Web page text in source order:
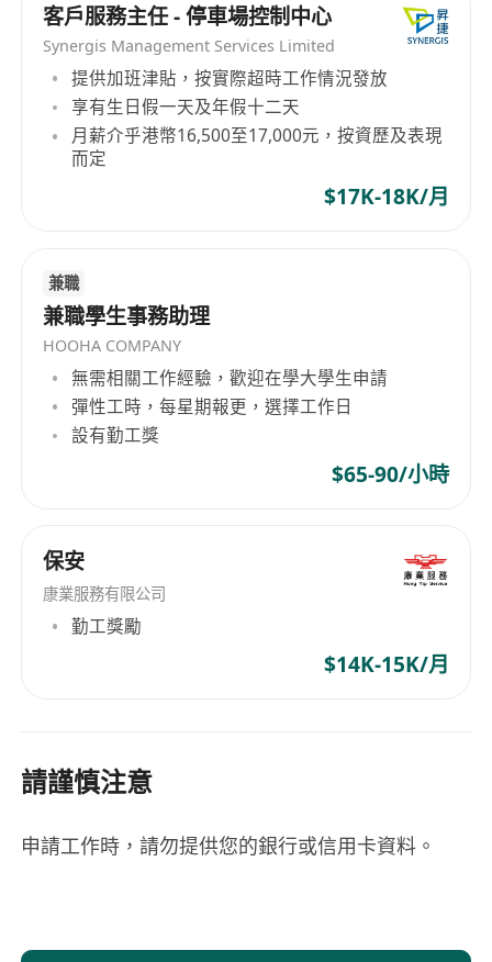
客戶服務主任 - 停車場控制中心
Synergis Management Services Limited
提供加班津貼，按實際超時工作情況發放
享有生日假一天及年假十二天
月薪介乎港幣16,500至17,000元，按資歷及表現
而定
$17K-18K/月
兼職
兼職學生事務助理
HOOHA COMPANY
無需相關工作經驗，歡迎在學大學生申請
彈性工時，每星期報更，選擇工作日
設有勤工獎
$65-90/小時
保安
康業服務有限公司
勤工獎勵
$14K-15K/月
請謹慎注意
申請工作時，請勿提供您的銀行或信用卡資料。